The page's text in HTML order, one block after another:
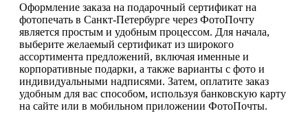
Оформление заказа на подарочный сертификат на
фотопечать в Санкт-Петербурге через ФотоПочту
является простым и удобным процессом. Для начала,
выберите желаемый сертификат из широкого
ассортимента предложений, включая именные и
корпоративные подарки, а также варианты с фото и
индивидуальными надписями. Затем, оплатите заказ
удобным для вас способом, используя банковскую карту
на сайте или в мобильном приложении ФотоПочты.